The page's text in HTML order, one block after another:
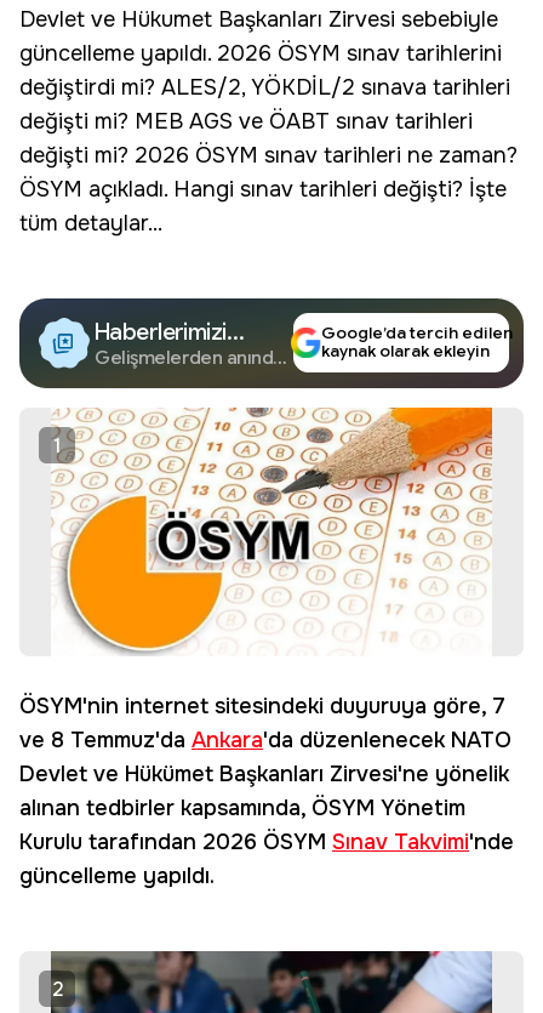
Devlet ve Hükumet Başkanları Zirvesi sebebiyle
güncelleme yapıldı. 2026 ÖSYM sınav tarihlerini
değiştirdi mi? ALES/2, YÖKDİL/2 sınava tarihleri
değişti mi? MEB AGS ve ÖABT sınav tarihleri
değişti mi? 2026 ÖSYM sınav tarihleri ne zaman?
ÖSYM açıkladı. Hangi sınav tarihleri değişti? İşte
tüm detaylar...
Haberlerimizi
Google'da Takip
Edin
Gelişmelerden anında
Google’da tercih edilen
kaynak olarak ekleyin
1
ÖSYM'nin internet sitesindeki duyuruya göre, 7
ve 8 Temmuz'da Ankara'da düzenlenecek NATO
Devlet ve Hükümet Başkanları Zirvesi'ne yönelik
alınan tedbirler kapsamında, ÖSYM Yönetim
Kurulu tarafından 2026 ÖSYM Sınav Takvimi'nde
güncelleme yapıldı.
2